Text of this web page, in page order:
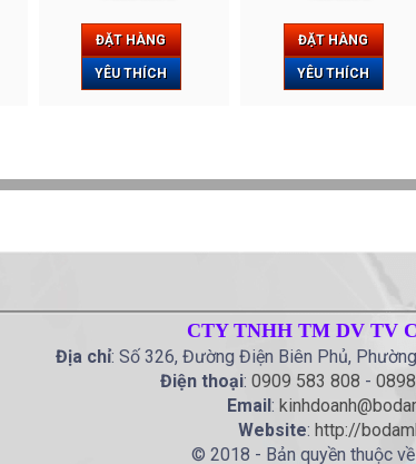
ĐẶT HÀNG
YÊU THÍCH
ĐẶT HÀNG
YÊU THÍCH
CTY TNHH TM DV TV
Địa chỉ: Số 326, Đường Điện Biên Phủ,
Điện thoại: 0909 583 808 -
Email:
Website: http://
© 2018 - Bản quyền thuộc